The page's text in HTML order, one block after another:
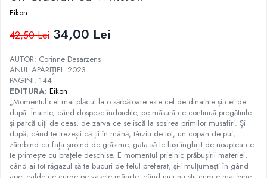
Istorie
Istorie/Critica
Manuale scolare/Cursuri
Medicină
Poezie
Politică/Geopolitică
Proză
Psihologie
Eikon
42,50 Lei 34,00 Lei
AUTOR: Corinne Desarzens
ANUL APARIȚIEI: 2023
PAGINI: 144
EDITURA: Eikon
„Momentul cel mai plăcut la o sărbătoare este cel de dinainte și cel de
după. Înainte, când dospesc îndoielile, pe măsură ce continuă pregătirile
și parcă uiți de ceas, de zarva ce se iscă la sosirea primilor musafiri. Și
după, când te trezești că ții în mână, târziu de tot, un copan de pui,
zâmbind cu fața șiroind de grăsime, gata să te lași înghițit de noaptea ce
te primește cu brațele deschise. E momentul prielnic prăbușirii materiei,
când ai tot răgazul să te bucuri de felul preferat, și-i mulțumești în gând